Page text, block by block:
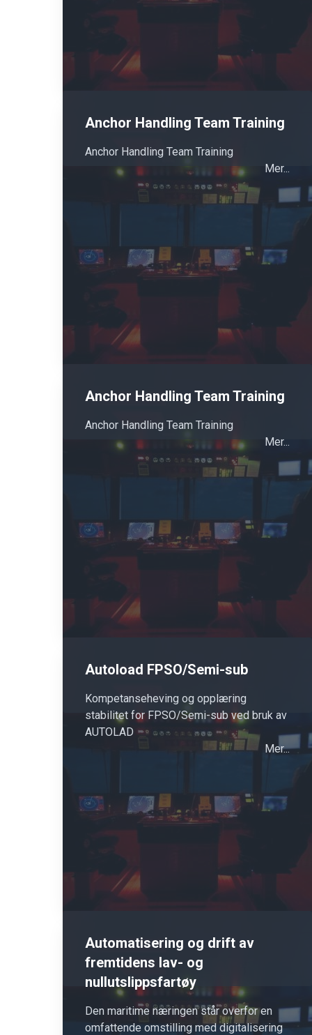
Anchor Handling Team Training
Anchor Handling Team Training
Mer...
Anchor Handling Team Training
Anchor Handling Team Training
Mer...
Autoload FPSO/Semi-sub
Kompetanseheving og opplæring
stabilitet for FPSO/Semi-sub ved bruk av
AUTOLAD
Mer...
Automatisering og drift av
fremtidens lav- og
nullutslippsfartøy
Den maritime næringen står overfor en
omfattende omstilling med digitalisering